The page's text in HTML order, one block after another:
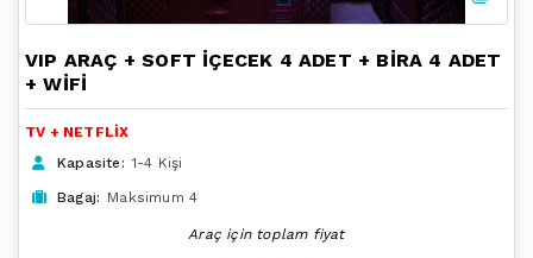
VIP ARAÇ + SOFT İÇECEK 4 ADET + BİRA 4 ADET
+ WİFİ
TV + NETFLİX
Kapasite: 1-4 Kişi
Bagaj: Maksimum 4
Araç için toplam fiyat